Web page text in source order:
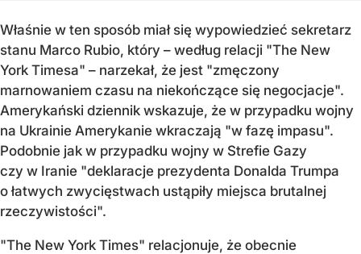
Właśnie w ten sposób miał się wypowiedzieć sekretarz
stanu Marco Rubio, który – według relacji "The New
York Timesa" – narzekał, że jest "zmęczony
marnowaniem czasu na niekończące się negocjacje".
Amerykański dziennik wskazuje, że w przypadku wojny
na Ukrainie Amerykanie wkraczają "w fazę impasu".
Podobnie jak w przypadku wojny w Strefie Gazy
czy w Iranie "deklaracje prezydenta Donalda Trumpa
o łatwych zwycięstwach ustąpiły miejsca brutalnej
rzeczywistości".
"The New York Times" relacjonuje, że obecnie